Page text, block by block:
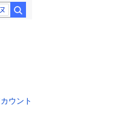
ウント